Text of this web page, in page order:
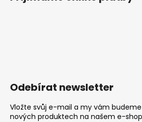
Odebírat newsletter
Vložte svůj e-mail a my vám
nových produktech na našem e-